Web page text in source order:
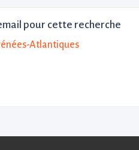
pour cette recherche
Atlantiques